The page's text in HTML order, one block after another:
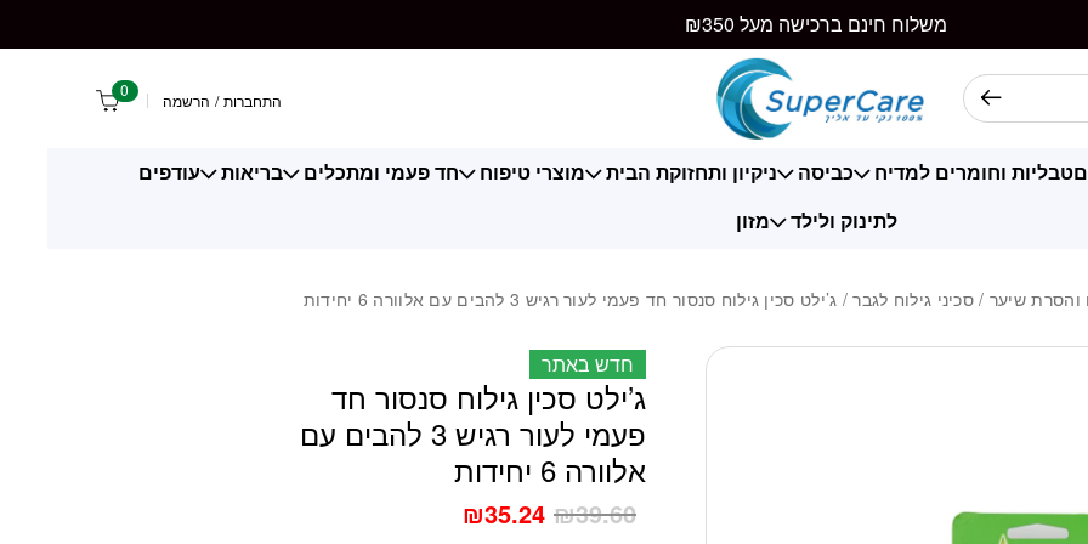
משלוח חינם ברכישה מעל ₪350
התחברות / הרשמה 0
טבליות וחומרים למדיח כביסה ניקיון ותחזוקת הבית מוצרי טיפוח חד פעמי ומתכלים בריאות
עודפים
לתינוק ולילד
מזון
והסרת שיער / סכיני גילוח לגבר/ ג’ילט סכין גילוח סנסור חד פעמי לעור רגיש 3 להבים עם אלוורה 6 יחידות
חדש באתר
ג’ילט סכין גילוח סנסור חד
פעמי לעור רגיש 3 להבים עם
אלוורה 6 יחידות
₪39.60
₪35.24